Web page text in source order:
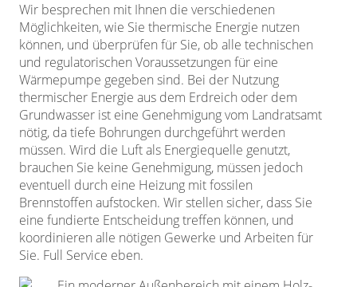
Wir besprechen mit Ihnen die verschiedenen
Möglichkeiten, wie Sie thermische Energie nutzen
können, und überprüfen für Sie, ob alle technischen
und regulatorischen Voraussetzungen für eine
Wärmepumpe gegeben sind. Bei der Nutzung
thermischer Energie aus dem Erdreich oder dem
Grundwasser ist eine Genehmigung vom Landratsamt
nötig, da tiefe Bohrungen durchgeführt werden
müssen. Wird die Luft als Energiequelle genutzt,
brauchen Sie keine Genehmigung, müssen jedoch
eventuell durch eine Heizung mit fossilen
Brennstoffen aufstocken. Wir stellen sicher, dass Sie
eine fundierte Entscheidung treffen können, und
koordinieren alle nötigen Gewerke und Arbeiten für
Sie. Full Service eben.